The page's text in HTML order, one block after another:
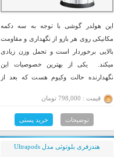
این هولدر گوشی با توجه به سه دکمه
مکانیکی روی هر بازو از نگهداری و مقاومت
بالایی برخوردار است و تحمل وزن زیادی
میکند. یکی از بهترین خصوصیات این
نگهدارنده حالت وکیوم هست که بعد از
بصورت وکیوم صورت میگیرد.
قیمت : 798,000 تومان
توضیحات خرید پستی
هندزفری بلوتوثی مدل Ultrapods